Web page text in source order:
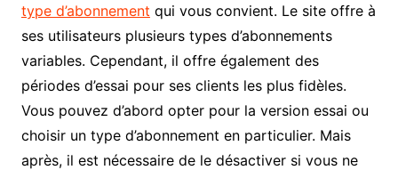
type d’abonnement qui vous convient. Le site offre à
ses utilisateurs plusieurs types d’abonnements
variables. Cependant, il offre également des
périodes d’essai pour ses clients les plus fidèles.
Vous pouvez d’abord opter pour la version essai ou
choisir un type d’abonnement en particulier. Mais
après, il est nécessaire de le désactiver si vous ne